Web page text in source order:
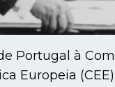
Portugal à
Europeia